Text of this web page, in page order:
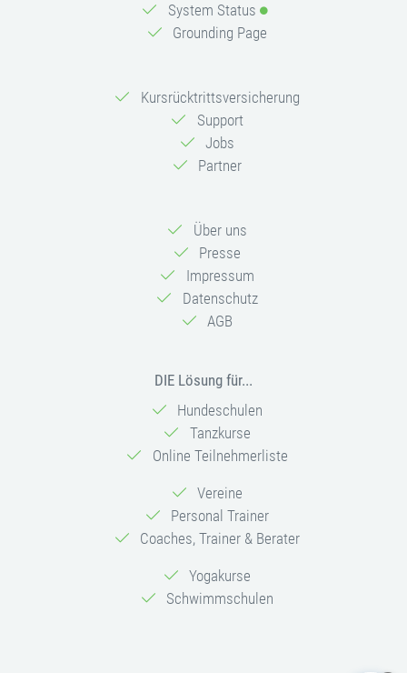
System Status
Grounding Page
Kursrücktrittsversicherung
Support
Jobs
Partner
Über uns
Presse
Impressum
Datenschutz
AGB
DIE Lösung für...
Hundeschulen
Tanzkurse
Online Teilnehmerliste
Vereine
Personal Trainer
Coaches, Trainer & Berater
Yogakurse
Schwimmschulen